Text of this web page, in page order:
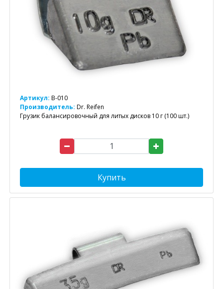
Артикул: B-010
Производитель: Dr. Reifen
Грузик балансировочный для литых дисков 10 г (100 шт.)
Купить